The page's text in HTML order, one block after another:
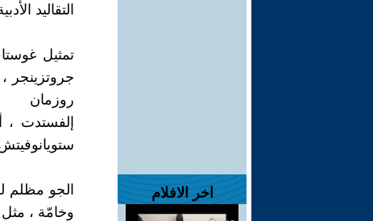
اخر الافلام
التقاليد
تمثيل
جروتزينجر
روزمان
إلفستدت ،
الجو مظلم
وخامّة ،